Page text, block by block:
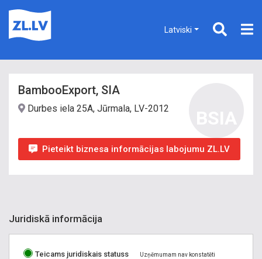
Latviski
BambooExport, SIA
Durbes iela 25A, Jūrmala, LV-2012
Pieteikt biznesa informācijas labojumu ZL.LV
Juridiskā informācija
Teicams juridiskais statuss
Uzņēmumam nav konstatēti